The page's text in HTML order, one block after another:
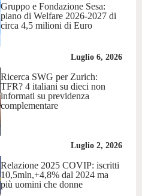
Gruppo e Fondazione Sesa:
piano di Welfare 2026-2027 di
circa 4,5 milioni di Euro
Luglio 6, 2026
Ricerca SWG per Zurich:
TFR? 4 italiani su dieci non
informati su previdenza
complementare
Luglio 2, 2026
Relazione 2025 COVIP: iscritti
10,5mln,+4,8% dal 2024 ma
più uomini che donne